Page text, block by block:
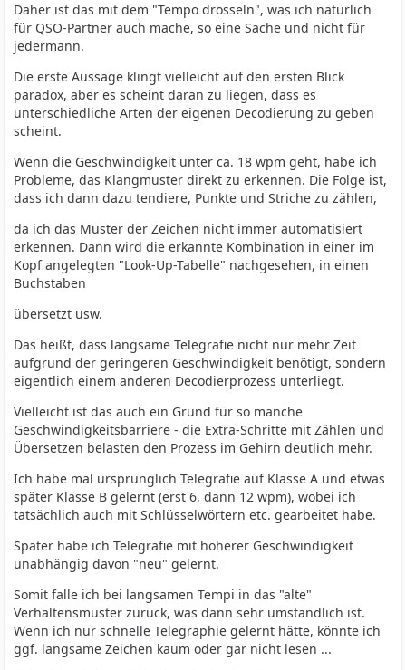
Daher ist das mit dem "Tempo drosseln", was ich natürlich
für QSO-Partner auch mache, so eine Sache und nicht für
jedermann.
Die erste Aussage klingt vielleicht auf den ersten Blick
paradox, aber es scheint daran zu liegen, dass es
unterschiedliche Arten der eigenen Decodierung zu geben
scheint.
Wenn die Geschwindigkeit unter ca. 18 wpm geht, habe ich
Probleme, das Klangmuster direkt zu erkennen. Die Folge ist,
dass ich dann dazu tendiere, Punkte und Striche zu zählen,
da ich das Muster der Zeichen nicht immer automatisiert
erkennen. Dann wird die erkannte Kombination in einer im
Kopf angelegten "Look-Up-Tabelle" nachgesehen, in einen
Buchstaben
übersetzt usw.
Das heißt, dass langsame Telegrafie nicht nur mehr Zeit
aufgrund der geringeren Geschwindigkeit benötigt, sondern
eigentlich einem anderen Decodierprozess unterliegt.
Vielleicht ist das auch ein Grund für so manche
Geschwindigkeitsbarriere - die Extra-Schritte mit Zählen und
Übersetzen belasten den Prozess im Gehirn deutlich mehr.
Ich habe mal ursprünglich Telegrafie auf Klasse A und etwas
später Klasse B gelernt (erst 6, dann 12 wpm), wobei ich
tatsächlich auch mit Schlüsselwörtern etc. gearbeitet habe.
Später habe ich Telegrafie mit höherer Geschwindigkeit
unabhängig davon "neu" gelernt.
Somit falle ich bei langsamen Tempi in das "alte"
Verhaltensmuster zurück, was dann sehr umständlich ist.
Wenn ich nur schnelle Telegraphie gelernt hätte, könnte ich
ggf. langsame Zeichen kaum oder gar nicht lesen ...